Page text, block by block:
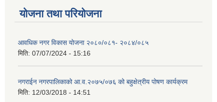
योजना तथा परियोजना
आवधिक नगर विकास योजना २०८०/०८१- २०८४/०८५
मिति: 07/07/2024 - 15:16
नगराईन नगरपालिकाको आ.व.२०७५/०७६ को बहुक्षेत्रीय पोषण कार्यक्रम
मिति: 12/03/2018 - 14:51